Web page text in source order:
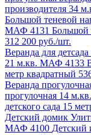
производителя 34
Большой теневой
МАФ 4131 Большой
312 200 руб./шт.
Веранда для
21 м.кв. МАФ 4133
метр квадратный
Веранда
прогулочная 14
детского сада 15
Детский домик
МАФ 4100 Детский